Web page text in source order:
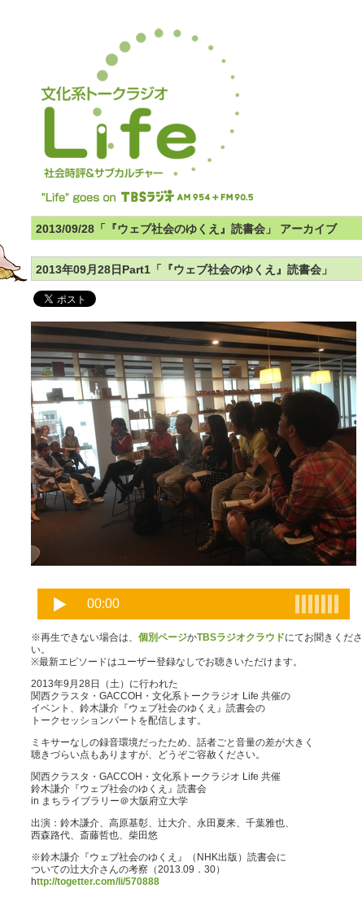
2013/09/28「『ウェブ社会のゆくえ』読書会」 アーカイブ
2013年09月28日Part1「『ウェブ社会のゆくえ』読書会」
※再生できない場合は、 個別ページかTBSラジオクラウドにてお聞きくださ
い。
※最新エピソードはユーザー登録なしでお聴きいただけます。
2013年9月28日（土）に行われた
関西クラスタ・GACCOH・文化系トークラジオ Life 共催の
イベント、鈴木謙介『ウェブ社会のゆくえ』読書会の
トークセッションパートを配信します。
ミキサーなしの録音環境だったため、話者ごと音量の差が大きく
聴きづらい点もありますが、どうぞご容赦ください。
関西クラスタ・GACCOH・文化系トークラジオ Life 共催
鈴木謙介『ウェブ社会のゆくえ』読書会
in まちライブラリー＠大阪府立大学
出演：鈴木謙介、高原基彰、辻大介、永田夏来、千葉雅也、
西森路代、斎藤哲也、柴田悠
※鈴木謙介『ウェブ社会のゆくえ』（NHK出版）読書会に
ついての辻大介さんの考察（2013.09．30）
http://togetter.com/li/570888